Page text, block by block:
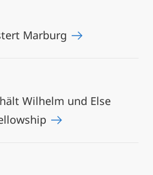
Marburg
Wilhelm und Else